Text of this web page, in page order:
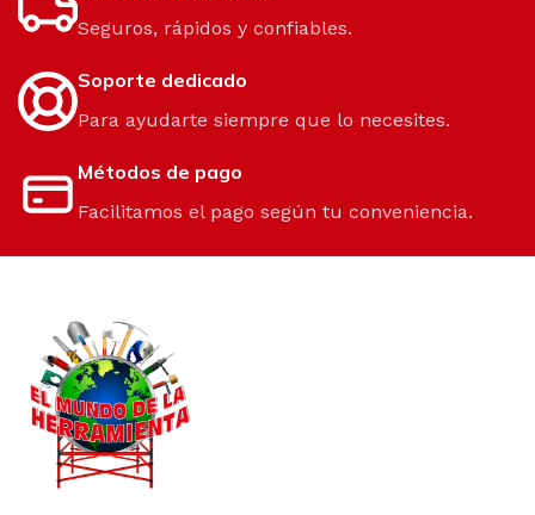
Seguros, rápidos y confiables.
Soporte dedicado
Para ayudarte siempre que lo necesites.
Métodos de pago
Facilitamos el pago según tu conveniencia.